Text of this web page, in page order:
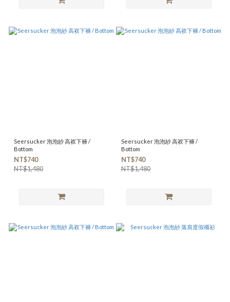
Seersucker 泡泡紗 高衩下褲 /
Bottom
NT$740
NT$1,480
Seersucker 泡泡紗 高衩下褲 /
Bottom
NT$740
NT$1,480